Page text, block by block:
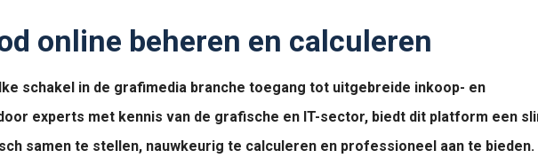
online beheren en calculeren
schakel in de grafimedia branche toegang tot uitgebreide inkoop- en
experts met kennis van de grafische en IT-sector, biedt dit platform een
samen te stellen, nauwkeurig te calculeren en professioneel aan te bieden.